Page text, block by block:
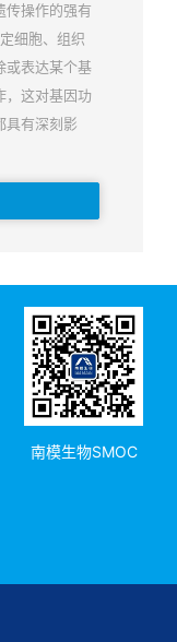
传操作的强有
细胞、组织
或表达某个基
，这对基因功
具有深刻影
南模生物SMOC